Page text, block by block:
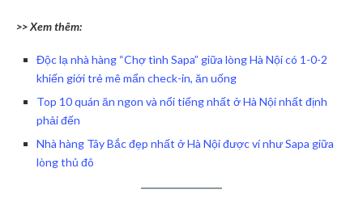
>> Xem thêm:
Độc lạ nhà hàng “Chợ tình Sapa” giữa lòng Hà Nội có 1-0-2
khiến giới trẻ mê mẩn check-in, ăn uống
Top 10 quán ăn ngon và nổi tiếng nhất ở Hà Nội nhất định
phải đến
Nhà hàng Tây Bắc đẹp nhất ở Hà Nội được ví như Sapa giữa
lòng thủ đô